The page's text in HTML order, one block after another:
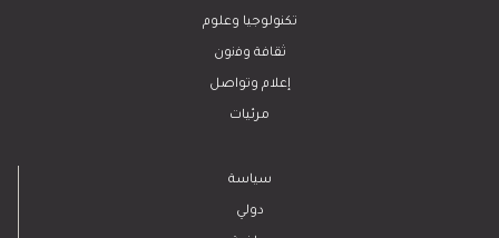
تكنولوجيا وعلوم
ﺛﻘﺎﻓﺔ وﻓﻧون
إعلام وتواصل
مرئيات
سياسة
دولي